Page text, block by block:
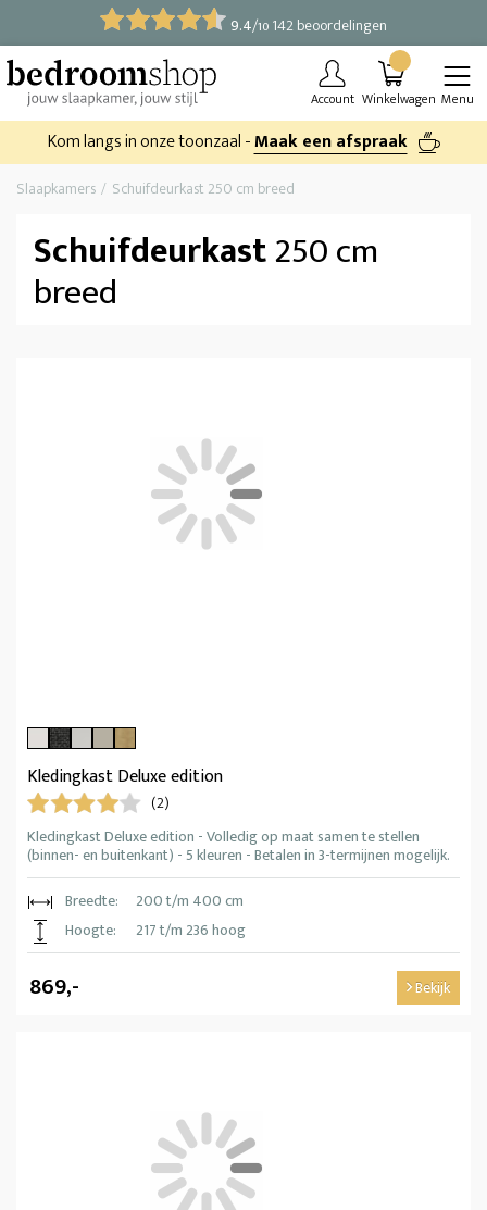
9.4/10 142 beoordelingen
Account Winkelwagen Menu
Kom langs in onze toonzaal -Maak een afspraak
Slaapkamers Schuifdeurkast 250 cm breed
Schuifdeurkast250 cm
breed
Kledingkast Deluxe edition
(2)
Kledingkast Deluxe edition - Volledig op maat samen te stellen
(binnen- en buitenkant) - 5 kleuren - Betalen in 3-termijnen mogelijk.
Breedte:
200 t/m 400 cm
Hoogte:
217 t/m 236 hoog
869,- Bekijk